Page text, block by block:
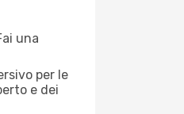
una
per le
e dei